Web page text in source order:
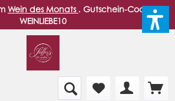
Wein des Monats . Gutschein-Code:
WEINLIEBE10